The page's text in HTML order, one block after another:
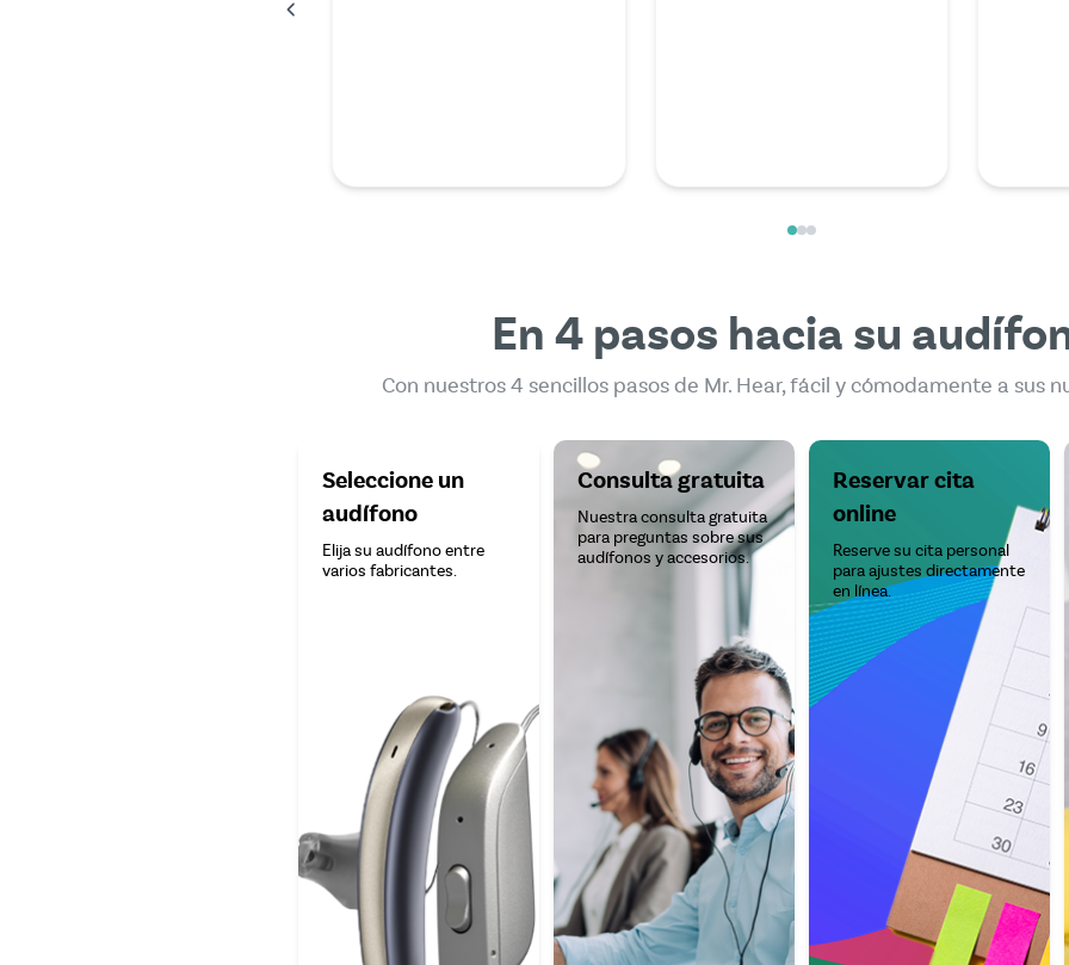
En 4 pasos hacia su
Con nuestros 4 sencillos pasos de Mr. Hear, fácil y cómodamente a sus
Seleccione un
audífono
Elija su audífono entre
varios fabricantes.
Consulta gratuita
Nuestra consulta gratuita
para preguntas sobre sus
audífonos y accesorios.
Reservar cita
online
Reserve su cita personal
para ajustes directamente
en línea.